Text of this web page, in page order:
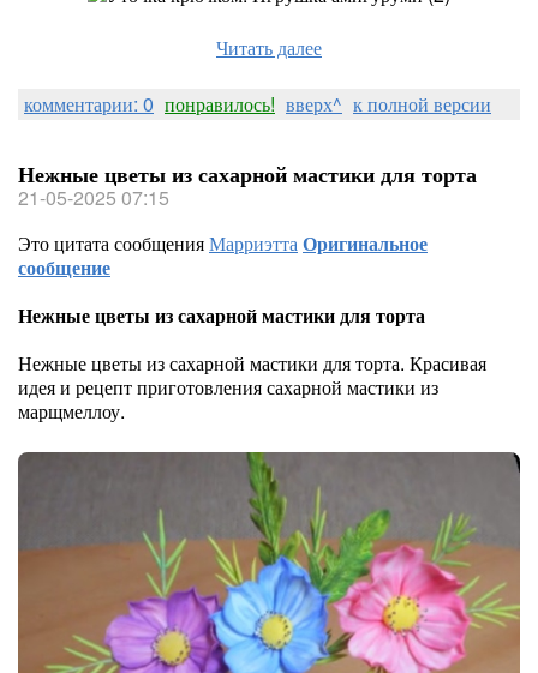
Читать далее
комментарии: 0 понравилось! вверх^ к полной версии
Нежные цветы из сахарной мастики для торта
21-05-2025 07:15
Это цитата сообщенияМарриэттаОригинальное
сообщение
Нежные цветы из сахарной мастики для торта
Нежные цветы из сахарной мастики для торта. Красивая
идея и рецепт приготовления сахарной мастики из
марщмеллоу.